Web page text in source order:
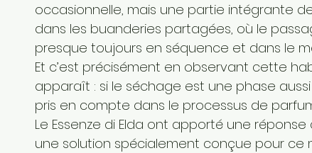
occasionnelle, mais une partie intégrante
dans les buanderies partagées, où le
presque toujours en séquence et dans le
Et c’est précisément en observant cette
apparaît : si le séchage est une phase
pris en compte dans le processus de
Le Essenze di Elda ont apporté une
une solution spécialement conçue pour ce